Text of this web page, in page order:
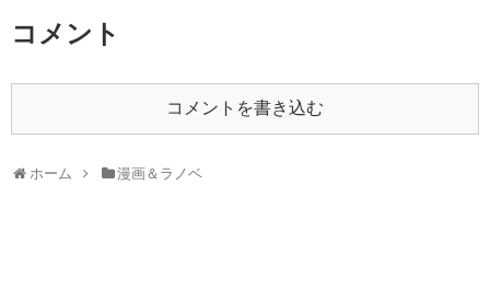
コメント
コメントを書き込む
ホーム 漫画＆ラノベ